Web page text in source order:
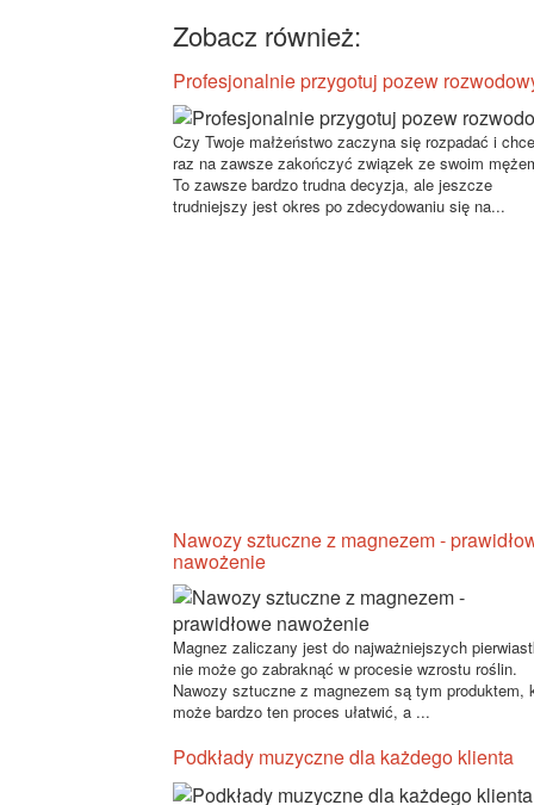
Zobacz również:
Profesjonalnie przygotuj pozew
Czy Twoje małżeństwo zaczyna się rozpadać i
raz na zawsze zakończyć związek ze swoim
To zawsze bardzo trudna decyzja, ale jeszcze
trudniejszy jest okres po zdecydowaniu się na...
Nawozy sztuczne z magnezem -
nawożenie
Magnez zaliczany jest do najważniejszych
nie może go zabraknąć w procesie wzrostu roślin.
Nawozy sztuczne z magnezem są tym produktem,
może bardzo ten proces ułatwić, a ...
Podkłady muzyczne dla każdego klienta